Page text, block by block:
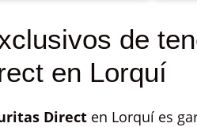
de
en Lorquí
Direct en Lorquí es